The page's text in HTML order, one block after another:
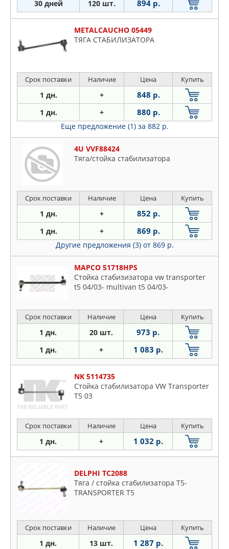
30 дней 120 шт. 894 р.
METALCAUCHO 05449
ТЯГА СТАБИЛИЗАТОРА
Срок поставки Наличие Цена Купить
1 дн. + 848 р.
1 дн. + 880 р.
Еще предложение (1) за 882 р.
4U VVF88424
Тяга/стойка стабилизатора
Срок поставки Наличие Цена Купить
1 дн. + 852 р.
1 дн. + 869 р.
Другие предложения (3) от 869 р.
MAPCO 51718HPS
Стойка стабизизатора vw transporter
t5 04/03- multivan t5 04/03-
Срок поставки Наличие Цена Купить
1 дн. 20 шт. 973 р.
1 дн. + 1 083 р.
NK 5114735
Стойка стабилизатора VW Transporter
T5 03
Срок поставки Наличие Цена Купить
1 дн. + 1 032 р.
DELPHI TC2088
Тяга / стойка стабилизатора T5-
TRANSPORTER T5
Срок поставки Наличие Цена Купить
1 дн. 13 шт. 1 287 р.